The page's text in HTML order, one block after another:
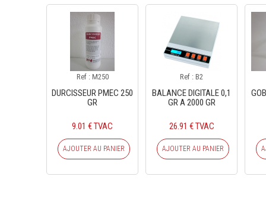
Ref : M250
DURCISSEUR PMEC 250
GR
9.01 € TVAC
AJOUTER AU PANIER
Ref : B2
BALANCE DIGITALE 0,1
GR A 2000 GR
26.91 € TVAC
AJOUTER AU PANIER